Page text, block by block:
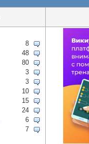
8
48
80
3
3
10
15
24
6
7